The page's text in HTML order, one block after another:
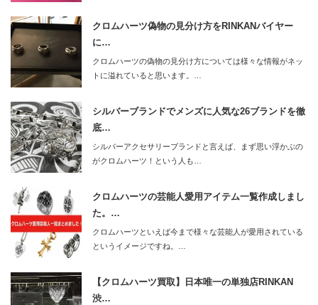
クロムハーツ偽物の見分け方をRINKANバイヤー
に…
クロムハーツの偽物の見分け方については様々な情報がネッ
トに溢れていると思います。…
シルバーブランドでメンズに人気な26ブランドを徹
底…
シルバーアクセサリーブランドと言えば、まず思い浮かぶの
がクロムハーツ！という人も…
クロムハーツの芸能人愛用アイテム一覧作成しまし
た。…
クロムハーツといえば今まで様々な芸能人が愛用されている
というイメージですね。…
【クロムハーツ買取】日本唯一の単独店RINKAN
渋…